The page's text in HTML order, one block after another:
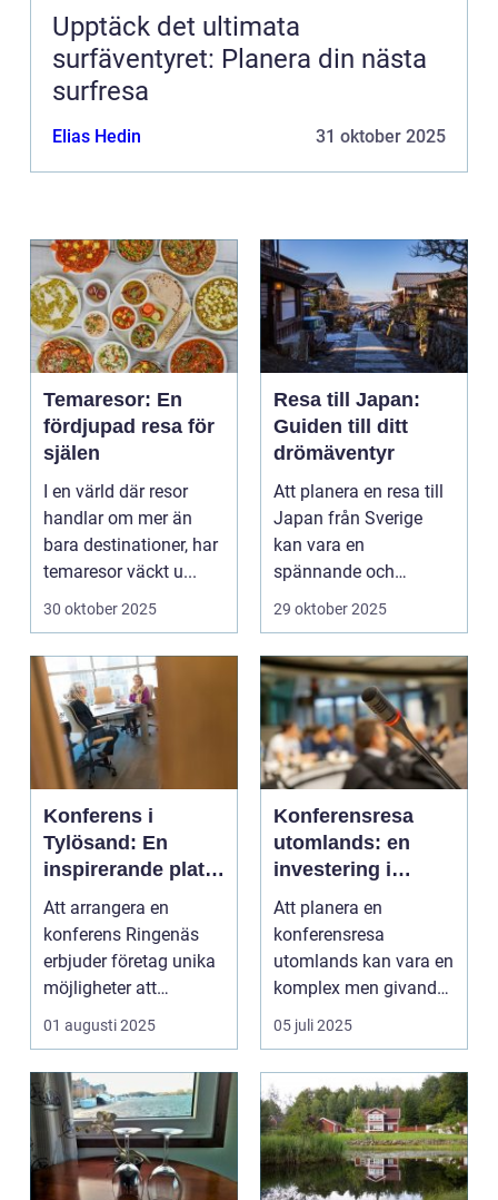
Upptäck det ultimata
surfäventyret: Planera din nästa
surfresa
Elias Hedin 31 oktober 2025
Temaresor: En
fördjupad resa för
själen
I en värld där resor
handlar om mer än
bara destinationer, har
temaresor väckt u...
30 oktober 2025
Resa till Japan:
Guiden till ditt
drömäventyr
Att planera en resa till
Japan från Sverige
kan vara en
spännande och
överväldi...
29 oktober 2025
Konferens i
Tylösand: En
inspirerande plats
för din nästa
företagssammank
omst
Att arrangera en
konferens Ringenäs
erbjuder företag unika
möjligheter att
kombinera ...
01 augusti 2025
Konferensresa
utomlands: en
investering i
kunskap och
nätverk
Att planera en
konferensresa
utomlands kan vara en
komplex men givande
upplevelse som
öppnar up...
05 juli 2025